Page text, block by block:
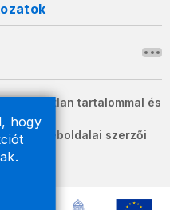
hogy
változatlan tartalommal és
weboldalai szerzői